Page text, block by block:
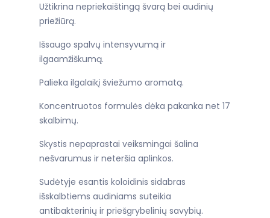
Užtikrina nepriekaištingą švarą bei audinių
priežiūrą.
Išsaugo spalvų intensyvumą ir
ilgaamžiškumą.
Palieka ilgalaikį šviežumo aromatą.
Koncentruotos formulės dėka pakanka net 17
skalbimų.
Skystis nepaprastai veiksmingai šalina
nešvarumus ir neteršia aplinkos.
Sudėtyje esantis koloidinis sidabras
išskalbtiems audiniams suteikia
antibakterinių ir priešgrybelinių savybių.